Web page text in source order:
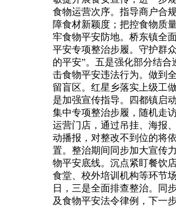
食物运营次序。指导商户合
障食材新颖度；把控食物质
牢食物平安防地。桥东镇全
平安专项整治步履。守护群
的平安”。五是强化部分结合
击食物平安违法行为。做到
留盲区。红星乡落实上级工
是加强宣传指导。四都镇启
集中专项整治步履，随机走
运营门店，通过吊挂、海报
动播报，对整改不到位的将
置。整治期间同步加大宣传
物平安底线。沉点紧盯餐饮
食堂、校外培训机构等环节
日，三是全面排查整治。同
及食物平安法令律例，下一